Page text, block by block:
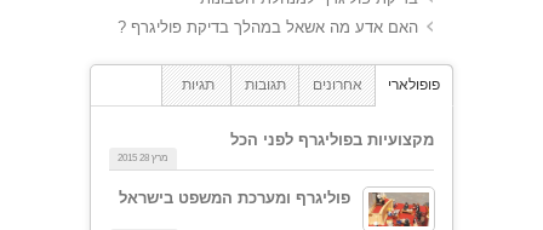
האם אדע מה אשאל במהלך בדיקת פוליגרף ?
פופולארי אחרונים תגובות תגיות
מקצועיות בפוליגרף לפני הכל
מרץ 28 2015
פוליגרף ומערכת המשפט בישראל